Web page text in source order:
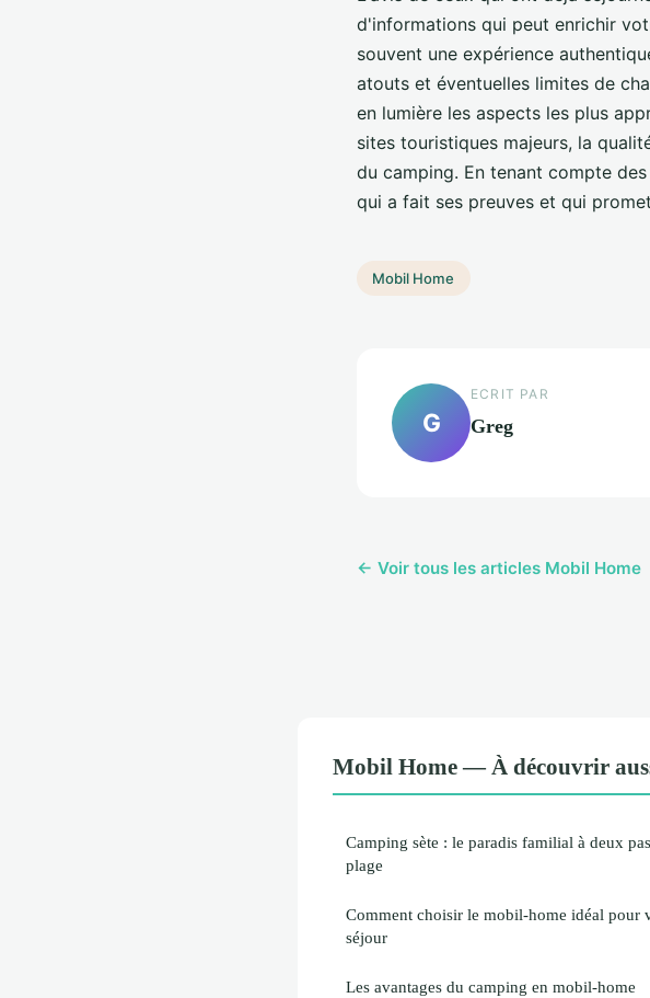
d'informations qui peut enrichir
souvent une expérience
atouts et éventuelles limites de
en lumière les aspects les plus
sites touristiques majeurs, la
du camping. En tenant compte des
qui a fait ses preuves et qui
Mobil Home
G
ECRIT PAR
Greg
← Voir tous les articles Mobil Home
Mobil Home — À découvrir
Camping sète : le paradis familial à deux
plage
Comment choisir le mobil-home idéal pour
séjour
Les avantages du camping en mobil-home